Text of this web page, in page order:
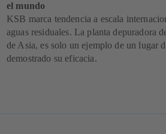
el mundo
KSB marca tendencia a escala
aguas residuales. La planta depuradora
de Asia, es solo un ejemplo de un lugar
demostrado su eficacia.